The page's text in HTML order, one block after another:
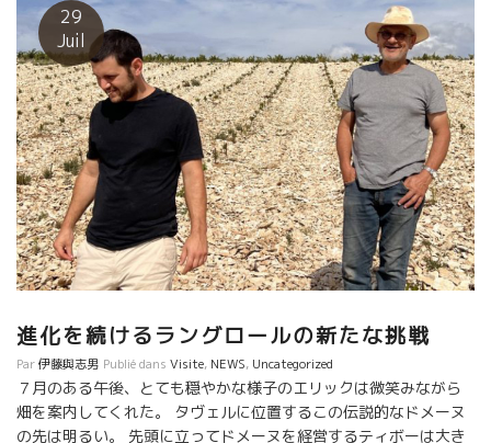
29
Juil
進化を続けるラングロールの新たな挑戦
Par伊藤與志男 Publié dans Visite, NEWS, Uncategorized
７月のある午後、とても穏やかな様子のエリックは微笑みながら
畑を案内してくれた。 タヴェルに位置するこの伝説的なドメーヌ
の先は明るい。 先頭に立ってドメーヌを経営するティボーは大き